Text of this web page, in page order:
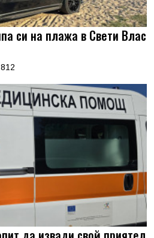
си на плажа в Свети Влас
812